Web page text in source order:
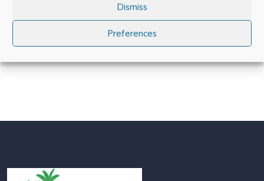
Dismiss
Preferences
Rufen Sie Uns An